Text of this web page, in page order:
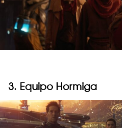
3. Equipo Hormiga